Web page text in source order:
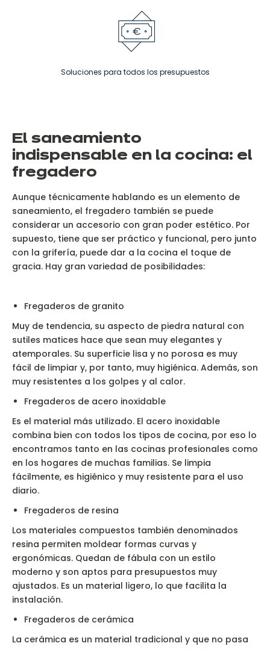
Soluciones para todos los presupuestos
El saneamiento
indispensable en la cocina: el
fregadero
Aunque técnicamente hablando es un elemento de
saneamiento, el fregadero también se puede
considerar un accesorio con gran poder estético. Por
supuesto, tiene que ser práctico y funcional, pero junto
con la grifería, puede dar a la cocina el toque de
gracia. Hay gran variedad de posibilidades:
Fregaderos de granito
Muy de tendencia, su aspecto de piedra natural con
sutiles matices hace que sean muy elegantes y
atemporales. Su superficie lisa y no porosa es muy
fácil de limpiar y, por tanto, muy higiénica. Además, son
muy resistentes a los golpes y al calor.
Fregaderos de acero inoxidable
Es el material más utilizado. El acero inoxidable
combina bien con todos los tipos de cocina, por eso lo
encontramos tanto en las cocinas profesionales como
en los hogares de muchas familias. Se limpia
fácilmente, es higiénico y muy resistente para el uso
diario.
Fregaderos de resina
Los materiales compuestos también denominados
resina permiten moldear formas curvas y
ergonómicas. Quedan de fábula con un estilo
moderno y son aptos para presupuestos muy
ajustados. Es un material ligero, lo que facilita la
instalación.
Fregaderos de cerámica
La cerámica es un material tradicional y que no pasa